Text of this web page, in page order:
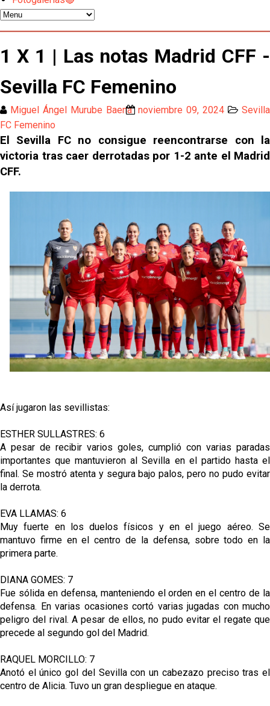
Djibril Sow pone rumbo a Italia para firmar su nuevo
contrato con el Genoa
Kochorashvili, seria opción para reforzar el centro
del campo sevillista
Sow muy cerca de cerrar su traspaso al Genoa
Oso es el siguiente en la lista para salir
El Sevilla FC oficializa la cesión de Rafa Mir al Aris
de Salónica
Emery quiere pescar en el Atleti , el Villareal ya
tiene nuevo portero y el Getafe mueve ficha... Las
últimas novedades del mercado de La Liga
Vargas y Sow se incorporan al grupo en la sesión
del martes
Odysseas Vlachodimos: “El objetivo es mejorar la
temporada pasada”
El Sevilla FC empieza a inscribir a los nuevos
fichajes
García
1 X 1 | Las notas Madrid CFF -
Sevilla FC Femenino
Miguel Ángel Murube Baena noviembre 09, 2024
Sevilla
FC Femenino
El Sevilla FC no consigue reencontrarse con la
victoria tras caer derrotadas por 1-2 ante el Madrid
CFF.
Así jugaron las sevillistas:
ESTHER SULLASTRES: 6
A pesar de recibir varios goles, cumplió con varias paradas
importantes que mantuvieron al Sevilla en el partido hasta el
final. Se mostró atenta y segura bajo palos, pero no pudo evitar
la derrota.
EVA LLAMAS: 6
Muy fuerte en los duelos físicos y en el juego aéreo. Se
mantuvo firme en el centro de la defensa, sobre todo en la
primera parte.
DIANA GOMES: 7
Fue sólida en defensa, manteniendo el orden en el centro de la
defensa. En varias ocasiones cortó varias jugadas con mucho
peligro del rival. A pesar de ellos, no pudo evitar el regate que
precede al segundo gol del Madrid.
RAQUEL MORCILLO: 7
Anotó el único gol del Sevilla con un cabezazo preciso tras el
centro de Alicia. Tuvo un gran despliegue en ataque.